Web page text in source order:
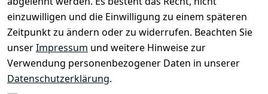
einzuwilligen und die Einwilligung zu einem späteren
Zeitpunkt zu ändern oder zu widerrufen. Beachten Sie
unserImpressum und weitere Hinweise zur
Verwendung personenbezogener Daten in unserer
Datenschutzerklärung.
rklärung
Barrierefreihe
itserklärung
Widerrufsrec
ht